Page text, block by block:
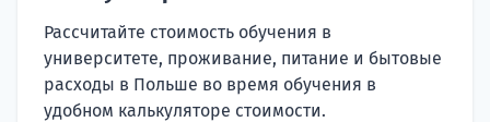
Рассчитайте стоимость обучения в
университете, проживание, питание и бытовые
расходы в Польше во время обучения в
удобном калькуляторе стоимости.